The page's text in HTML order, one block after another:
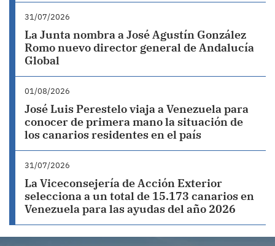
31/07/2026
La Junta nombra a José Agustín González
Romo nuevo director general de Andalucía
Global
01/08/2026
José Luis Perestelo viaja a Venezuela para
conocer de primera mano la situación de
los canarios residentes en el país
31/07/2026
La Viceconsejería de Acción Exterior
selecciona a un total de 15.173 canarios en
Venezuela para las ayudas del año 2026